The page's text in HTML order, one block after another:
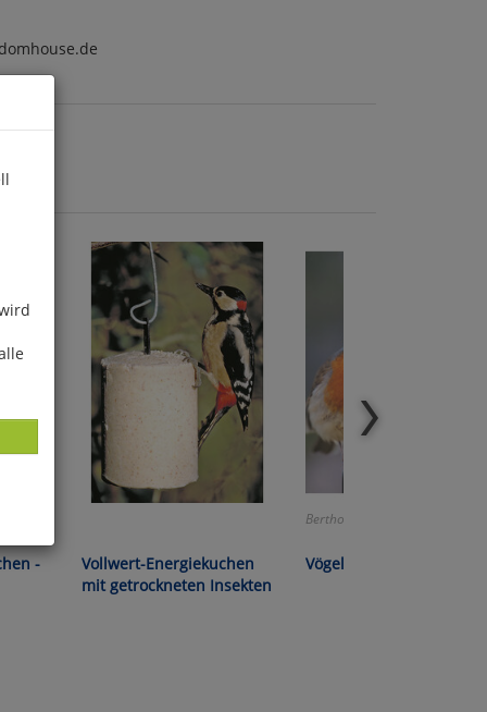
-
Vollwert-Energiekuchen
mit getrockneten Insekten
Berthold/Mohr:
Vögel füttern, aber